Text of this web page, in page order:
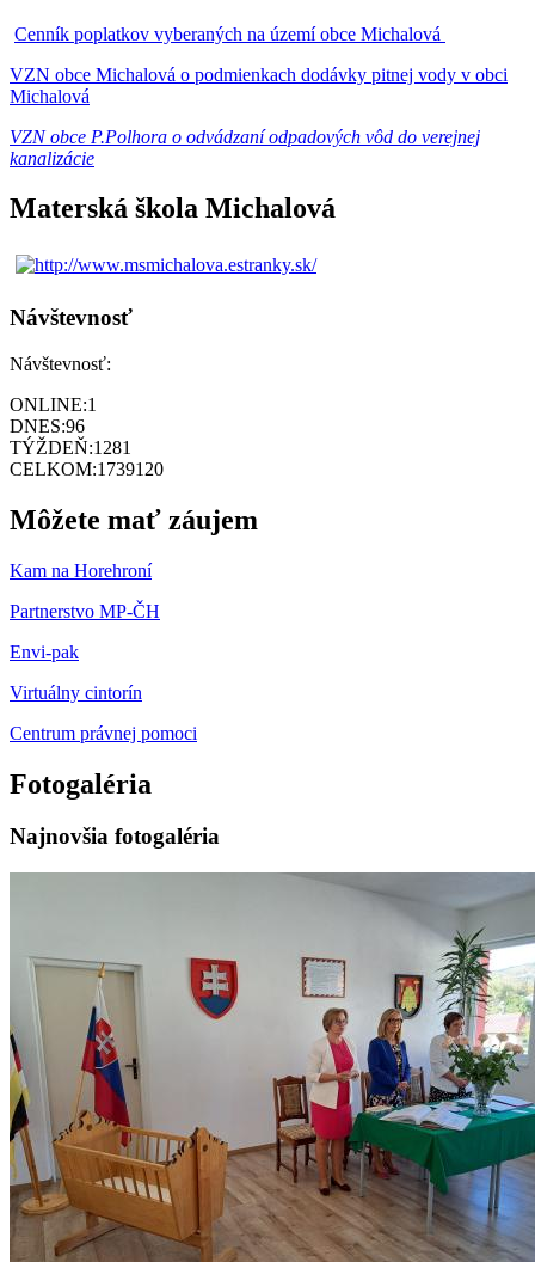
Cenník poplatkov vyberaných na území obce Michalová
VZN obce Michalová o podmienkach dodávky pitnej vody v obci
Michalová
VZN obce P.Polhora o odvádzaní odpadových vôd do verejnej
kanalizácie
Materská škola Michalová
Návštevnosť
Návštevnosť:
ONLINE:1
DNES:96
TÝŽDEŇ:1281
CELKOM:1739120
Môžete mať záujem
Kam na Horehroní
Partnerstvo MP-ČH
Envi-pak
Virtuálny cintorín
Centrum právnej pomoci
Fotogaléria
Najnovšia fotogaléria